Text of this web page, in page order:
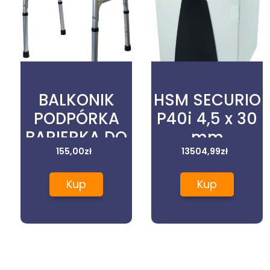
BALKONIK
PODPÓRKA
BARIERKA DO
CHODZENIA
TRWAŁA
155,00zł
Kup
HSM SECURIO
P40i 4,5 x 30
mm
13504,99zł
Kup